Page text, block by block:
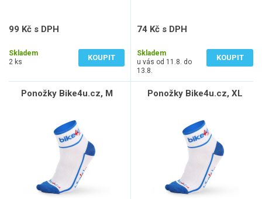
99 Kč s DPH
Skladem
2 ks
KOUPIT
74 Kč s DPH
Skladem
u vás od 11.8. do
13.8.
KOUPIT
Ponožky Bike4u.cz, M Ponožky Bike4u.cz, XL